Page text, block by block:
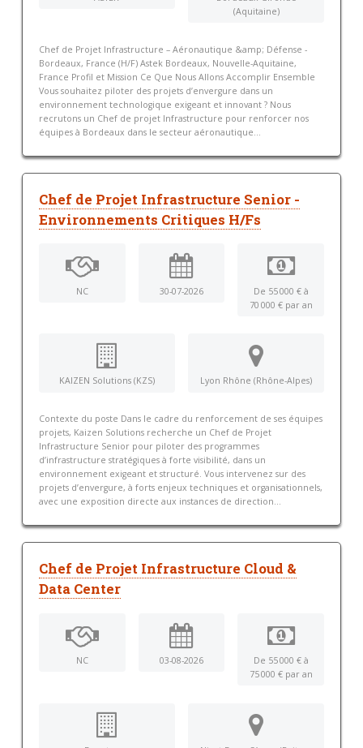
(Aquitaine)
Chef de Projet Infrastructure – Aéronautique &amp; Défense -
Bordeaux, France (H/F) Astek Bordeaux, Nouvelle-Aquitaine,
France Profil et Mission Ce Que Nous Allons Accomplir Ensemble
Vous souhaitez piloter des projets d’envergure dans un
environnement technologique exigeant et innovant ? Nous
recrutons un Chef de projet Infrastructure pour renforcer nos
équipes à Bordeaux dans le secteur aéronautique...
Chef de Projet Infrastructure Senior -
Environnements Critiques H/Fs
NC 30-07-2026
De 55 000 € à
70 000 € par an
KAIZEN Solutions (KZS) Lyon Rhône (Rhône-Alpes)
Contexte du poste Dans le cadre du renforcement de ses équipes
projets, Kaizen Solutions recherche un Chef de Projet
Infrastructure Senior pour piloter des programmes
d’infrastructure stratégiques à forte visibilité, dans un
environnement exigeant et structuré. Vous intervenez sur des
projets d’envergure, à forts enjeux techniques et organisationnels,
avec une exposition directe aux instances de direction...
Chef de Projet Infrastructure Cloud &
Data Center
NC 03-08-2026
De 55 000 € à
75 000 € par an